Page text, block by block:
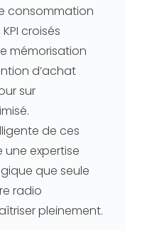
consommation
croisés
mémorisation
d’achat
sur
de ces
une expertise
que seule
radio
pleinement.